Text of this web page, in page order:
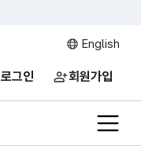
English
로그인 회원가입
전체